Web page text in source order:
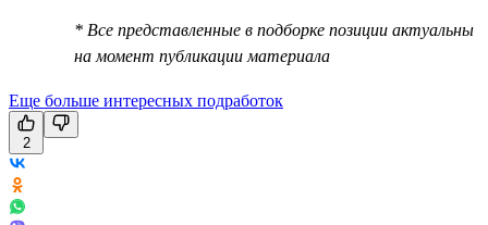
* Все представленные в подборке позиции актуальны
на момент публикации материала
Еще больше интересных подработок
2